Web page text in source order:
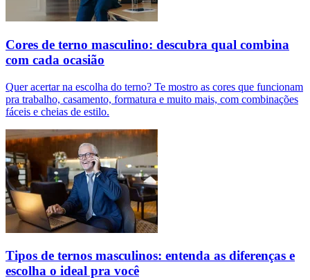
Cores de terno masculino: descubra qual combina
com cada ocasião
Quer acertar na escolha do terno? Te mostro as cores que funcionam
pra trabalho, casamento, formatura e muito mais, com combinações
fáceis e cheias de estilo.
Tipos de ternos masculinos: entenda as diferenças e
escolha o ideal pra você